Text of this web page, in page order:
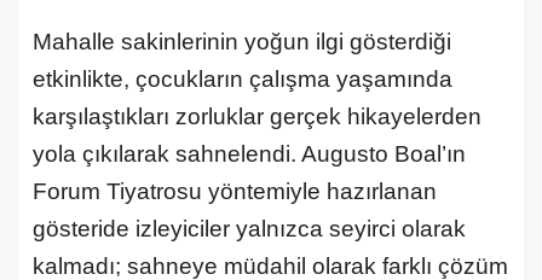
Mahalle sakinlerinin yoğun ilgi gösterdiği
etkinlikte, çocukların çalışma yaşamında
karşılaştıkları zorluklar gerçek hikayelerden
yola çıkılarak sahnelendi. Augusto Boal’ın
Forum Tiyatrosu yöntemiyle hazırlanan
gösteride izleyiciler yalnızca seyirci olarak
kalmadı; sahneye müdahil olarak farklı çözüm